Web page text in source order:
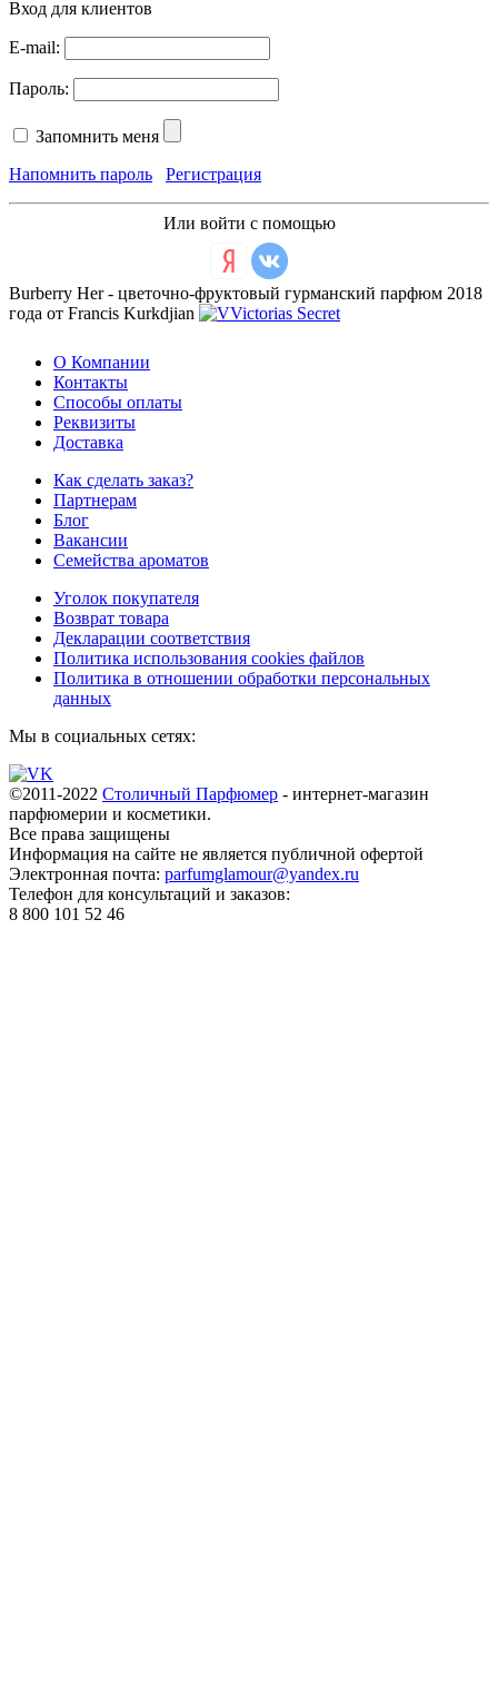
Вход для клиентов
E-mail:
Пароль:
Запомнить меня
Напомнить пароль
Регистрация
Или войти с помощью
Burberry Her - цветочно-фруктовый гурманский парфюм 2018
года от Francis Kurkdjian
О Компании
Контакты
Способы оплаты
Реквизиты
Доставка
Как сделать заказ?
Партнерам
Блог
Вакансии
Семейства ароматов
Уголок покупателя
Возврат товара
Декларации соответствия
Политика использования cookies файлов
Политика в отношении обработки персональных
данных
Мы в социальных сетях:
©2011-2022 Столичный Парфюмер - интернет-магазин
парфюмерии и косметики.
Все права защищены
Информация на сайте не является публичной офертой
Электронная почта: parfumglamour@yandex.ru
Телефон для консультаций и заказов:
8 800 101 52 46